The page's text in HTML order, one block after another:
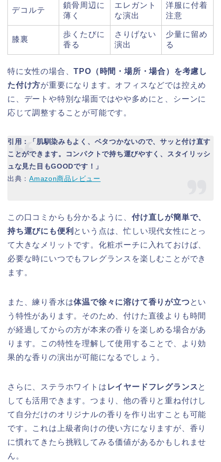
デコルテ
鎖骨周辺に
薄く
エレガント
な演出
洋服に付着
注意
膝裏
歩くたびに
香る
さりげない
演出
少量に留め
る
特に女性の場合、TPO（時間・場所・場合）を考慮し
た付け方が重要になります。オフィスなどでは控えめ
に、デートや特別な場面ではやや多めにと、シーンに
応じて調整することが可能です。
引用：「肌馴染みもよく、ベタつかないので、サッと付け直す
ことができます。コンパクトで持ち運びやすく、スタイリッシ
ュな見た目もGOODです！」
出典：Amazon商品レビュー
この口コミからも分かるように、 付け直しが簡単で、
持ち運びにも便利 という点は、忙しい現代女性にとっ
て大きなメリットです。化粧ポーチに入れておけば、
必要な時にいつでもフレグランスを楽しむことができ
ます。
また、練り香水は体温で徐々に溶けて香りが立つとい
う特性があります。そのため、付けた直後よりも時間
が経過してからの方が本来の香りを楽しめる場合があ
ります。この特性を理解して使用することで、より効
果的な香りの演出が可能になるでしょう。
さらに、ステラホワイトは レイヤードフレグランスと
しても活用できます。つまり、他の香りと重ね付けし
て自分だけのオリジナルの香りを作り出すことも可能
です。これは上級者向けの使い方になりますが、香り
に慣れてきたら挑戦してみる価値があるかもしれませ
ん。